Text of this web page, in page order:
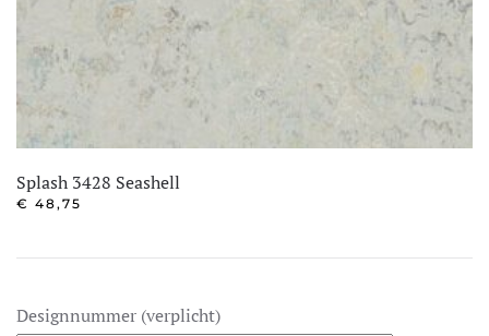
Splash 3428 Seashell
€ 48,75
Designnummer (verplicht)